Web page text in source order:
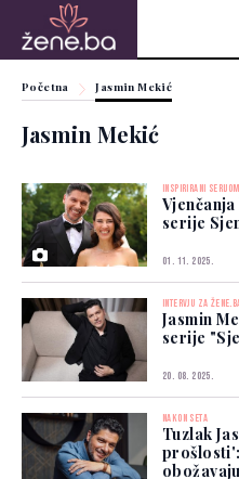
Početna Jasmin Mekić
Jasmin Mekić
INSPIRIRANI SERIJOM
serije
01. 11. 2025.
INTERVJU ZA
Jasmin
serije
20. 08. 2025.
NAKON SETA
Tuzlak